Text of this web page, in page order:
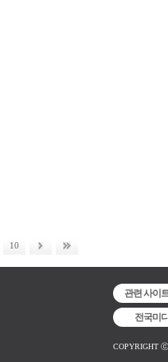
10
관련 사이
전국미
COPYRIGHT ⓒ